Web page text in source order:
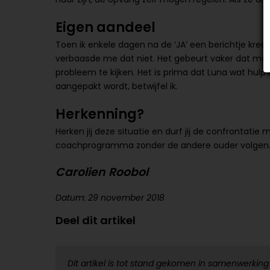
Eigen aandeel
Toen ik enkele dagen na de ‘JA’ een berichtje
verbaasde me dat niet. Het gebeurt vaker dat
probleem te kijken. Het is prima dat Luna wat
aangepakt wordt, betwijfel ik.
Herkenning?
Herken jij deze situatie en durf jij de confrontatie
coachprogramma zonder de andere ouder volgen.
Carolien Roobol
Datum: 29 november 2018
Deel dit artikel
Dit artikel is tot stand gekomen in